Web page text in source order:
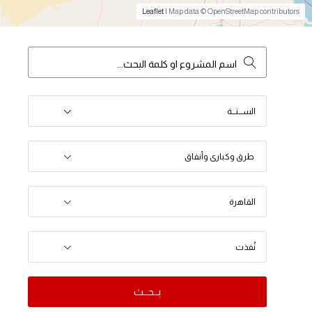
Leaflet | Map data © OpenStreetMap contributors
الســـنـــة
طرق وكبارى وأنفاق
القاهرة
نُفذت
بــحــث